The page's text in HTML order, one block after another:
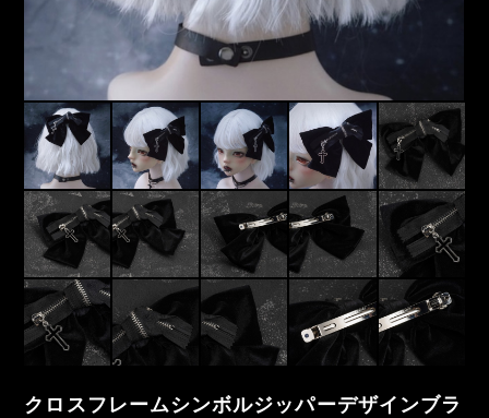
クロスフレームシンボルジッパーデザインブラ